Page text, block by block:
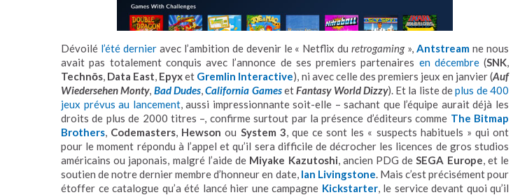
Dévoilé l’été dernieravec l’ambition de devenir le « Netflix duretrogaming»,Antstream ne nous
avait pas totalement conquis avec l’annonce de ses premiers partenaires en décembre(SNK,
Technōs, Data East, Epyxet Gremlin Interactive), ni avec celle des premiers jeux en janvier (Auf
Wiedersehen Monty, Bad Dudes,California GamesetFantasy World Dizzy). Et la liste deplus de 400
jeux prévus au lancement, aussi impressionnante soit-elle – sachant que l’équipe aurait déjà les
droits de plus de 2000 titres –, confirme surtout par la présence d’éditeurs comme The Bitmap
Brothers, Codemasters, Hewson ou System 3, que ce sont les « suspects habituels » qui ont
pour le moment répondu à l’appel et qu’il sera difficile de décrocher les licences de gros studios
américains ou japonais, malgré l’aide de Miyake Kazutoshi, ancien PDG deSEGA Europe, et le
soutien de notre dernier membre d’honneur en date, Ian Livingstone. Mais c’est précisément pour
étoffer ce catalogue qu’a été lancé hier une campagne Kickstarter, le service devant quoi qu’il